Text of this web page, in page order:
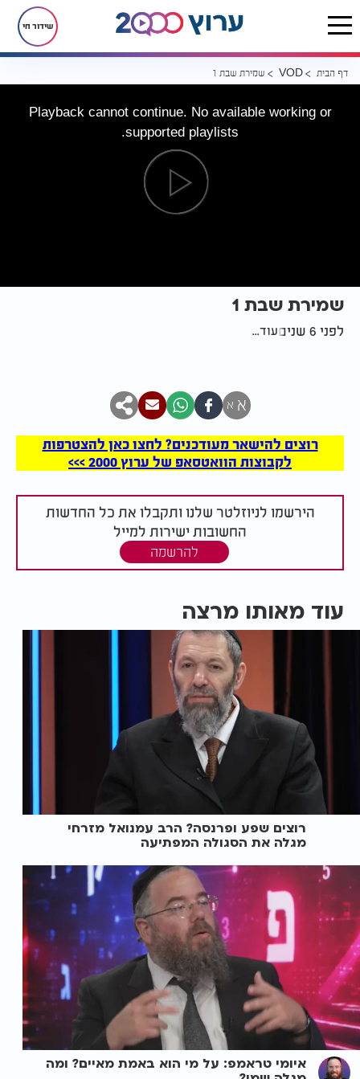
שידור חי
דף הבית VOD שמירת שבת 1
Playback cannot continue. No available working or
supported playlists.
שמירת שבת 1
לפני 6 שנים עוד...
א א
רוצים להישאר מעודכנים? לחצו כאן להצטרפות
לקבוצות הוואטסאפ של ערוץ 2000 >>>
הירשמו לניוזלטר שלנו ותקבלו את כל החדשות
החשובות ישירות למייל
להרשמה
עוד מאותו מרצה
רוצים שפע ופרנסה? הרב עמנואל מזרחי
מגלה את הסגולה המפתיעה
איומי טראמפ: על מי הוא באמת מאיים? ומה